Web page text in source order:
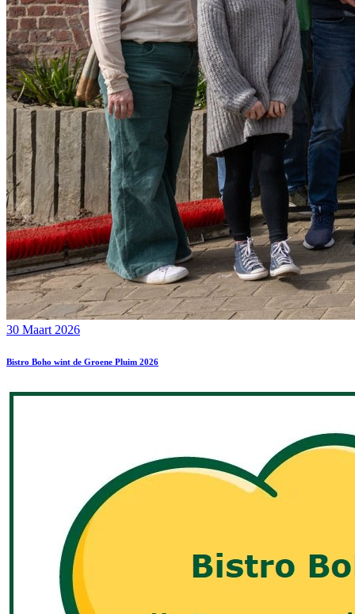
30 Maart 2026
Bistro Boho wint de Groene Pluim 2026